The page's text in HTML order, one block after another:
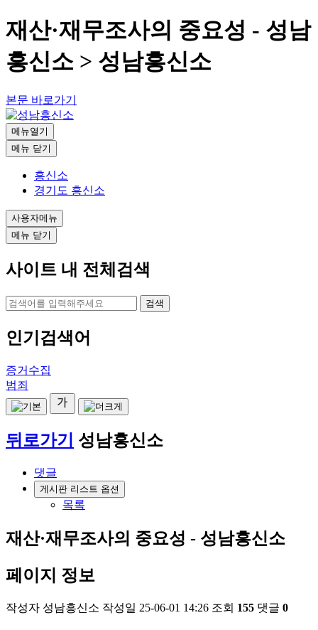
재산·재무조사의 중요성 - 성남
흥신소 > 성남흥신소
본문 바로가기
메뉴열기
메뉴 닫기
흥신소
경기도 흥신소
사용자메뉴
메뉴 닫기
사이트 내 전체검색
검색
인기검색어
증거수집
범죄
뒤로가기 성남흥신소
댓글
게시판 리스트 옵션
목록
재산·재무조사의 중요성 - 성남흥신소
페이지 정보
작성자 성남흥신소 작성일 25-06-01 14:26 조회 155 댓글 0